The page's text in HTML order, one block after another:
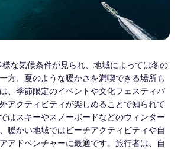
様な気候条件が見られ、地域によっては冬の
方、夏のような暖かさを満喫できる場所も
、季節限定のイベントや文化フェスティバ
アクティビティが楽しめることで知られて
はスキーやスノーボードなどのウィンター
暖かい地域ではビーチアクティビティや自
アドベンチャーに最適です。旅行者は、自